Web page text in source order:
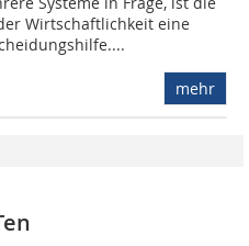
Wirtschaftlichkeit eine
mehr